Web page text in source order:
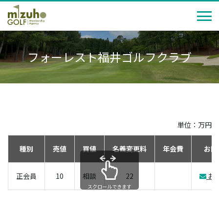
フォーレスト福井ゴルフクラブ
単位：万円
種別 売値 買値 名義変更料 年会費 お
正会員 10 相談 22 お
スクロールできます